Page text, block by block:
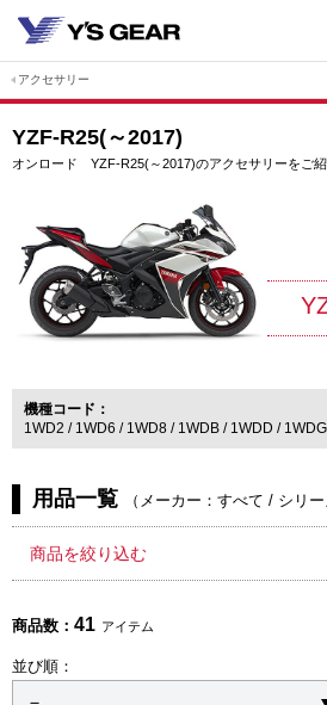
アクセサリー
YZF-R25(～2017)
オンロード YZF-R25(～2017)のアクセサリーをご
機種コード
1WD2
1WD6 1WD8 1WDB 1WDD 1WDG
用品一覧 （ メーカー：すべて / シリ
商品を絞り込む
商品数： 41 アイテム
並び順：